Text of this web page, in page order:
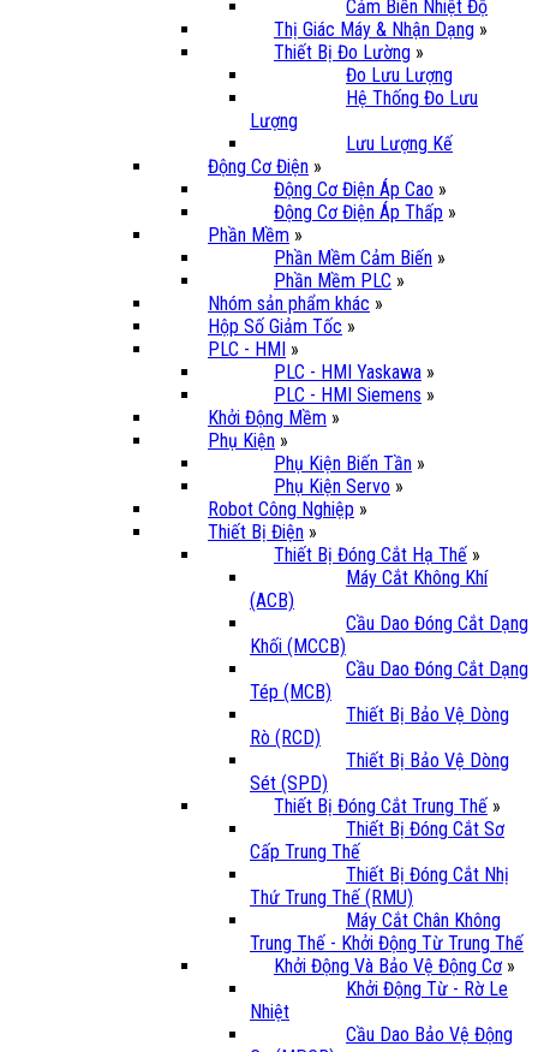
Cảm Biến Nhiệt Độ
Thị Giác Máy & Nhận Dạng »
Thiết Bị Đo Lường »
Đo Lưu Lượng
Hệ Thống Đo Lưu
Lượng
Lưu Lượng Kế
Động Cơ Điện »
Động Cơ Điện Áp Cao »
Động Cơ Điện Áp Thấp »
Phần Mềm »
Phần Mềm Cảm Biến »
Phần Mềm PLC »
Nhóm sản phẩm khác »
Hộp Số Giảm Tốc »
PLC - HMI »
PLC - HMI Yaskawa »
PLC - HMI Siemens »
Khởi Động Mềm »
Phụ Kiện »
Phụ Kiện Biến Tần »
Phụ Kiện Servo »
Robot Công Nghiệp »
Thiết Bị Điện »
Thiết Bị Đóng Cắt Hạ Thế »
Máy Cắt Không Khí
(ACB)
Cầu Dao Đóng Cắt Dạng
Khối (MCCB)
Cầu Dao Đóng Cắt Dạng
Tép (MCB)
Thiết Bị Bảo Vệ Dòng
Rò (RCD)
Thiết Bị Bảo Vệ Dòng
Sét (SPD)
Thiết Bị Đóng Cắt Trung Thế »
Thiết Bị Đóng Cắt Sơ
Cấp Trung Thế
Thiết Bị Đóng Cắt Nhị
Thứ Trung Thế (RMU)
Máy Cắt Chân Không
Trung Thế - Khởi Động Từ Trung Thế
Khởi Động Và Bảo Vệ Động Cơ »
Khởi Động Từ - Rờ Le
Nhiệt
Cầu Dao Bảo Vệ Động